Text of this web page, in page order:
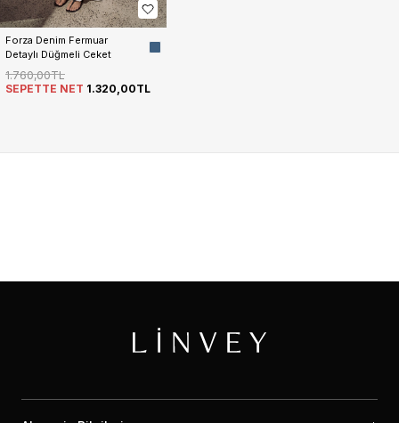
Forza Denim Fermuar
Detaylı Düğmeli Ceket
1.760,00TL
SEPETTE NET 1.320,00TL